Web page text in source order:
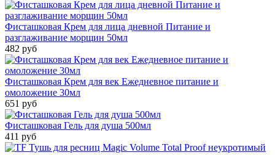
Фисташковая Крем для лица дневной Питание и
разглаживание морщин 50мл
482 руб
Фисташковая Крем для век Ежедневное питание и
омоложение 30мл
651 руб
Фисташковая Гель для душа 500мл
411 руб